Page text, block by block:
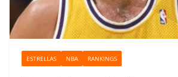
ESTRELLAS NBA RANKINGS